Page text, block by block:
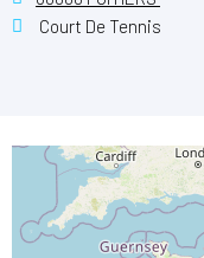
Court De Tennis